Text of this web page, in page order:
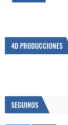
4D PRODUCCIONES
SEGUINOS